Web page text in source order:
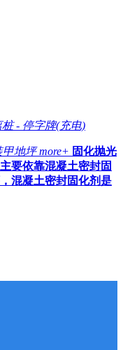
桩 - 停字牌(充电)
甲地坪more+ 固化抛光
要依靠混凝土密封固
混凝土密封固化剂是